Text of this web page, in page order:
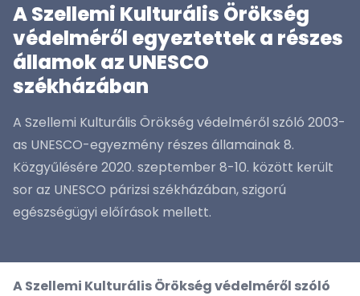
A Szellemi Kulturális Örökség
védelméről egyeztettek a részes
államok az UNESCO
székházában
A Szellemi Kulturális Örökség védelméről szóló 2003-
as UNESCO-egyezmény részes államainak 8.
Közgyűlésére 2020. szeptember 8-10. között került
sor az UNESCO párizsi székházában, szigorú
egészségügyi előírások mellett.
A Szellemi Kulturális Örökség védelméről szóló